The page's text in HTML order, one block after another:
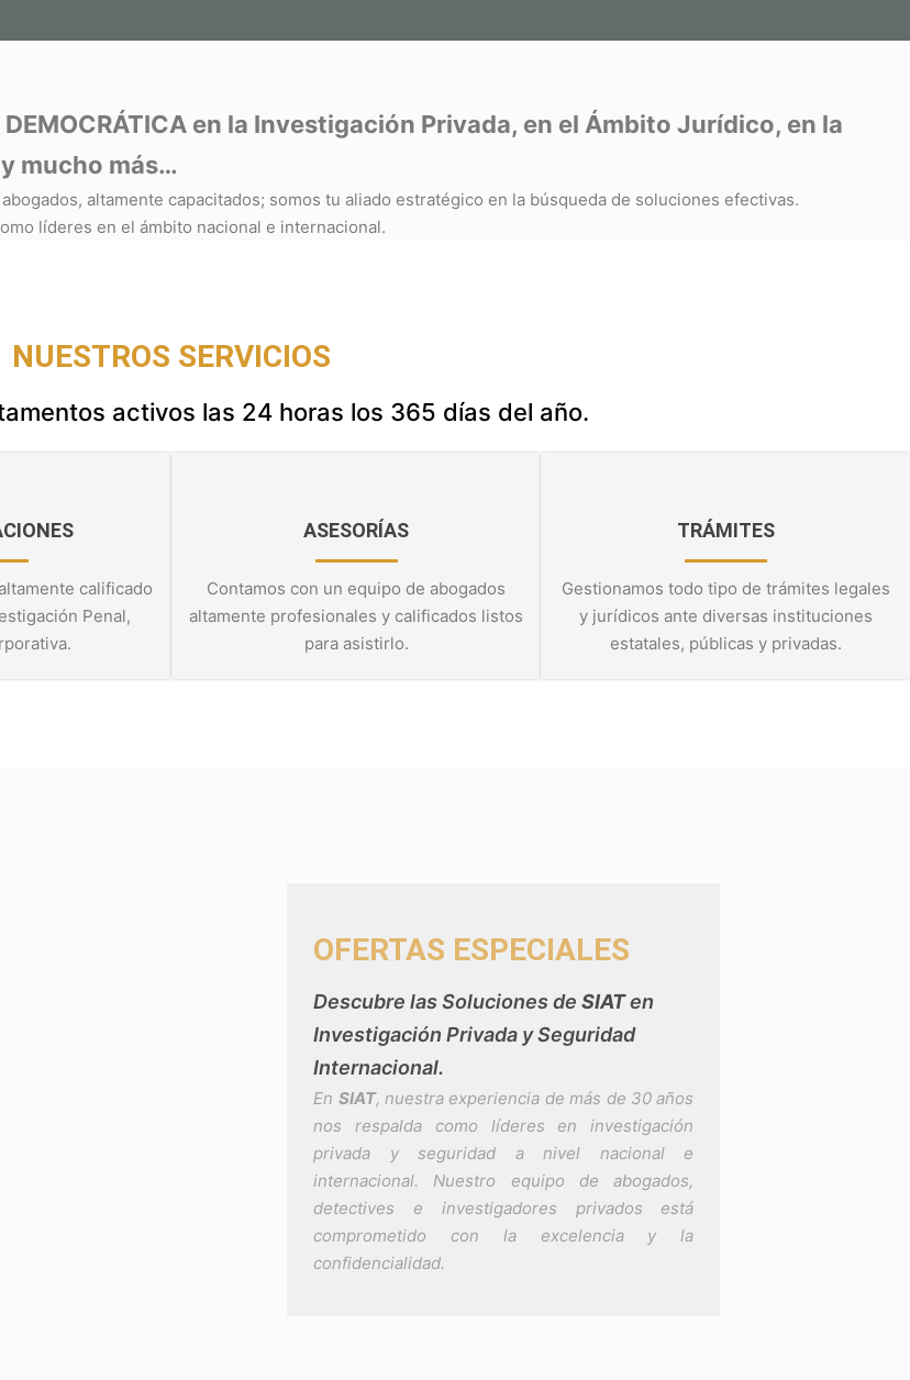
DEMOCRÁTICA en la Investigación Privada, en el Ámbito Jurídico, en la
mucho más…
altamente capacitados; somos tu aliado estratégico en la búsqueda de soluciones efectivas.
líderes en el ámbito nacional e internacional.
NUESTROS SERVICIOS
activos las 24 horas los 365 días del año.
calificado
Penal,
ASESORÍAS
Contamos con un equipo de abogados
altamente profesionales y calificados listos
para asistirlo.
TRÁMITES
Gestionamos todo tipo de trámites legales
y jurídicos ante diversas instituciones
estatales, públicas y privadas.
OFERTAS ESPECIALES
Descubre las Soluciones deSIATen
Investigación Privada y Seguridad
Internacional.
En SIAT, nuestra experiencia de más de 30 años
nos respalda como líderes en investigación
privada y seguridad a nivel nacional e
internacional. Nuestro equipo de abogados,
detectives e investigadores privados está
comprometido con la excelencia y la
confidencialidad.